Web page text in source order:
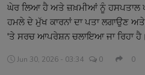
Gallery
Sponsors
Matrimonial
ਘੇਰ ਲਿਆ ਹੈ ਅਤੇ ਜ਼ਖ਼ਮੀਆਂ ਨੂੰ ਹਸਪਤਾਲ
ਹਮਲੇ ਦੇ ਮੁੱਖ ਕਾਰਨਾਂ ਦਾ ਪਤਾ ਲਗਾਉਣ
'ਤੇ ਸਰਚ ਆਪਰੇਸ਼ਨ ਚਲਾਇਆ ਜਾ ਰਿਹਾ ਹੈ।
Jun 30, 2026 - 03:34 0 0